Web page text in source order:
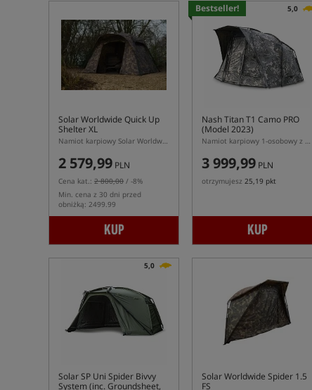
Solar Worldwide Quick Up
Shelter XL
Namiot karpiowy Solar Worldwide Quick Up XL
2 579,99 PLN
Cena kat.: 2 800,00 / -8%
Min. cena z 30 dni przed
obniżką: 2499.99
KUP
Bestseller! 5,0
Nash Titan T1 Camo PRO
(Model 2023)
Namiot karpiowy 1-osobowy z kapsułą wewnętrzną
3 999,99 PLN
otrzymujesz 25,19 pkt
KUP
5,0
Solar SP Uni Spider Bivvy
System (inc. Groundsheet,
Solar Worldwide Spider 1.5
FS